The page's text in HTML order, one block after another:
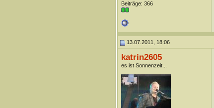
Beiträge: 366
13.07.2011, 18:06
katrin2605
es ist Sonnenzeit...